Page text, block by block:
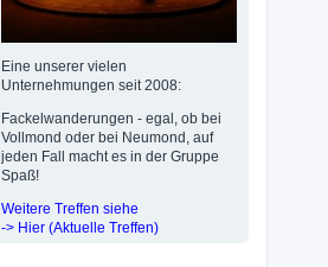
Eine unserer vielen
Unternehmungen seit 2008:
Fackelwanderungen - egal, ob bei
Vollmond oder bei Neumond, auf
jeden Fall macht es in der Gruppe
Spaß!
Weitere Treffen siehe
-> Hier (Aktuelle Treffen)